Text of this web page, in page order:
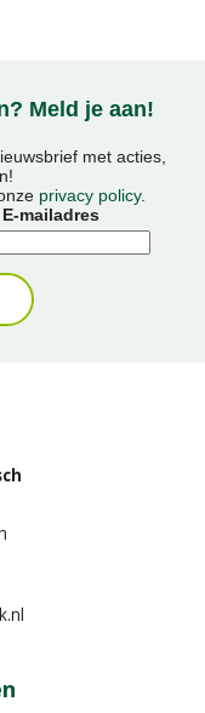
Meld je aan!
met acties,
privacy policy.
E-mailadres